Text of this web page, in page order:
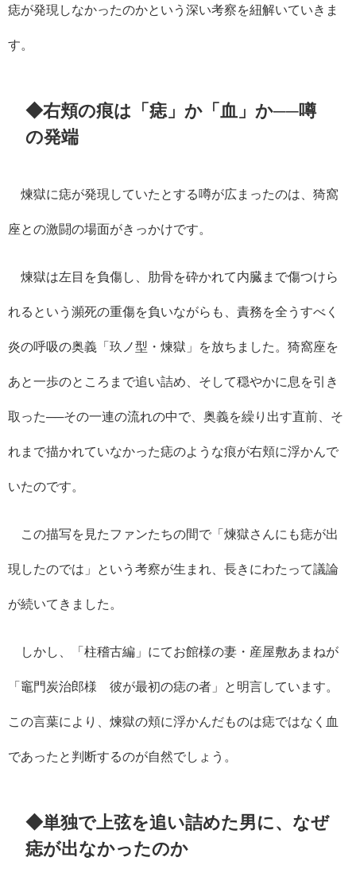
痣が発現しなかったのかという深い考察を紐解いていきま
す。
◆右頬の痕は「痣」か「血」か──噂
の発端
煉獄に痣が発現していたとする噂が広まったのは、猗窩
座との激闘の場面がきっかけです。
煉獄は左目を負傷し、肋骨を砕かれて内臓まで傷つけら
れるという瀕死の重傷を負いながらも、責務を全うすべく
炎の呼吸の奥義「玖ノ型・煉獄」を放ちました。猗窩座を
あと一歩のところまで追い詰め、そして穏やかに息を引き
取った──その一連の流れの中で、奥義を繰り出す直前、そ
れまで描かれていなかった痣のような痕が右頬に浮かんで
いたのです。
この描写を見たファンたちの間で「煉獄さんにも痣が出
現したのでは」という考察が生まれ、長きにわたって議論
が続いてきました。
しかし、「柱稽古編」にてお館様の妻・産屋敷あまねが
「竈門炭治郎様 彼が最初の痣の者」と明言しています。
この言葉により、煉獄の頬に浮かんだものは痣ではなく血
であったと判断するのが自然でしょう。
◆単独で上弦を追い詰めた男に、なぜ
痣が出なかったのか